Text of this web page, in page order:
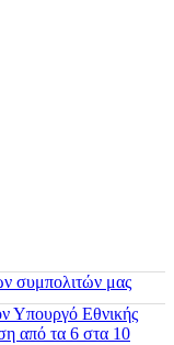
συμπολιτών μας
Υπουργό Εθνικής
από τα 6 στα 10